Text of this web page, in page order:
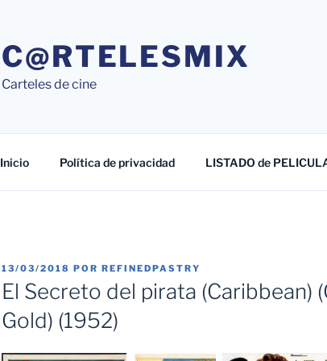
C@RTELESMIX
Carteles de cine
Inicio Política de privacidad LISTADO de
PUBLICADO
EL
13/03/2018 POR REFINEDPASTRY
El Secreto del pirata (Caribbean)
Gold) (1952)